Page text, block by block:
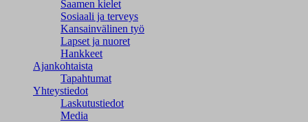
Saamen kielet
Sosiaali ja terveys
Kansainvälinen työ
Lapset ja nuoret
Hankkeet
Ajankohtaista
Tapahtumat
Yhteystiedot
Laskutustiedot
Media